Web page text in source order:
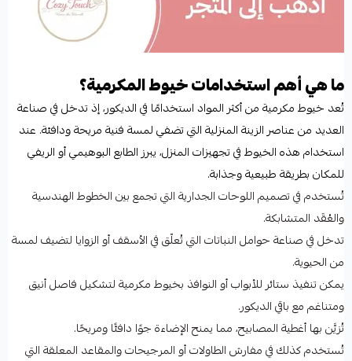
ما هي أهم استخدامات خيوط المكرمية؟
تُعد خيوط مكرمية من أكثر المواد استخدامًا في الديكور، إذ تدخل في صناعة
العديد من عناصر الزينة المنزلية التي تضفي لمسة فنية مريحة ودافئة. عند
استخدام هذه الخيوط في تجهيزات المنزل، يبرز الطابع البوهيمي أو الريفي
للمكان بطريقة طبيعية وجذابة.
تُستخدم في تصميم اللوحات الجدارية التي تجمع بين الخطوط الهندسية
والعُقَد المتشابكة.
تدخل في صناعة حوامل النباتات التي تُعلّق في الأسقف أو الزوايا لتضيف لمسة
من الحيوية.
يمكن تنفيذ ستائر للأبواب أو النوافذ بخيوط مكرمية لتشكيل فاصل أنيق
ومتناغم مع باقي الديكور.
تُزيَّن بها أغطية المصابيح، مما يمنح الإضاءة جوًا دافئًا ومريحًا.
تُستخدم كذلك في مفارش الطاولات أو المرجيحات والمقاعد المعلقة التي